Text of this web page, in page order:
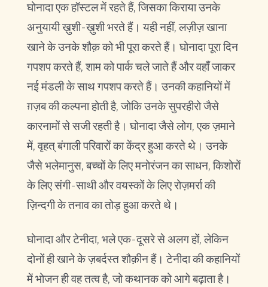
घोनादा एक हॉस्टल में रहते हैं, जिसका किराया उनके
अनुयायी ख़ुशी-ख़ुशी भरते हैं। यही नहीं, लज़ीज़ खाना
खाने के उनके शौक़ को भी पूरा करते हैं। घोनादा पूरा दिन
गपशप करते हैं, शाम को पार्क चले जाते हैं और वहाँ जाकर
नई मंडली के साथ गपशप करते हैं। उनकी कहानियों में
ग़ज़ब की कल्पना होती है, जोकि उनके सुपरहीरो जैसे
कारनामों से सजी रहती है। घोनादा जैसे लोग, एक ज़माने
में, वृहत् बंगाली परिवारों का केंद्र हुआ करते थे। उनके
जैसे भलेमानुस, बच्चों के लिए मनोरंजन का साधन, किशोरों
के लिए संगी-साथी और वयस्कों के लिए रोज़मर्रा की
ज़िन्दगी के तनाव का तोड़ हुआ करते थे।
घोनादा और टेनीदा, भले एक-दूसरे से अलग हों, लेकिन
दोनों ही खाने के ज़बर्दस्त शौक़ीन हैं। टेनीदा की कहानियों
में भोजन ही वह तत्व है, जो कथानक को आगे बढ़ाता है।